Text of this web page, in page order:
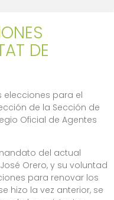
DE
elecciones para el
de la Sección de
Oficial de Agentes
del actual
Orero, y su voluntad
para renovar los
hizo la vez anterior, se